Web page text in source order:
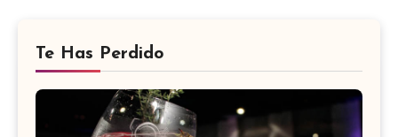
Te Has Perdido